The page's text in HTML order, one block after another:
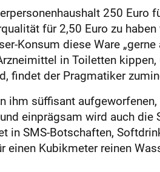
250 Euro
für 2,50 Euro zu
Konsum diese Ware
in Toiletten
findet der Pragmatiker
ihm süffisant
einprägsam wird auch
in SMS-Botschaften,
einen Kubikmeter reinen